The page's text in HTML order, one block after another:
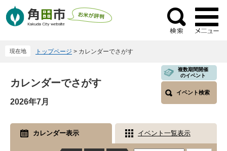
ー
ニ
検
索
現在地 トップページ > カレンダーでさがす
文
カレンダーでさがす
複数期間開催
のイベント
イベント検索
2026年7月
カレンダー表示 イベント一覧表示